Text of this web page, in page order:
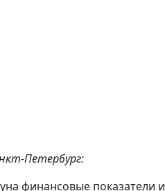
Петербург:
финансовые показатели и